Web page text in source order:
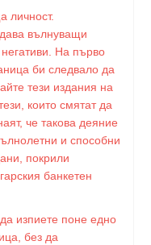
личност.
вълнуващи
На първо
би следвало да
тези издания на
които смятат да
че такова деяние
и способни
покрили
банкетен
изпиете поне едно
без да